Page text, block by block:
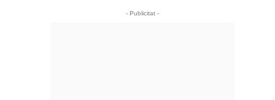
- Publicitat -